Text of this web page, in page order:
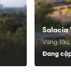
Salacia
Vũng
Đang